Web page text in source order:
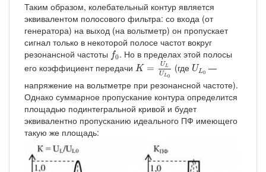
Таким образом, колебательный контур является
эквивалентом полосового фильтра: со входа (от
генератора) на выход (на вольтметр) он пропускает
сигнал только в некоторой полосе частот вокруг
резонансной частоты f0
f0 . Но в пределах этой полосы
его коэффициент передачи K = UL
UL0
K=ULUL0(где UL0
UL
—
напряжение на вольтметре при резонансной частоте).
Однако суммарное пропускание контура определится
площадью подинтегральной кривой и будет
эквивалентно пропусканию идеального ПФ имеющего
такую же площадь: